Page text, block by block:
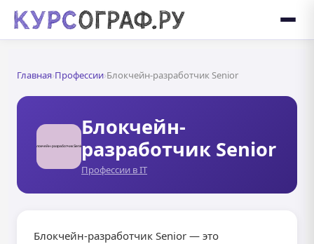
Главная›Профессии›Блокчейн-разработчик Senior
Блокчейн-
разработчик Senior
Профессии в IT
Блокчейн-разработчик Senior — это